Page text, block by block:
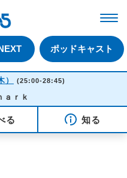
ポッドキャスト
(25:00-28:45)
る 知る